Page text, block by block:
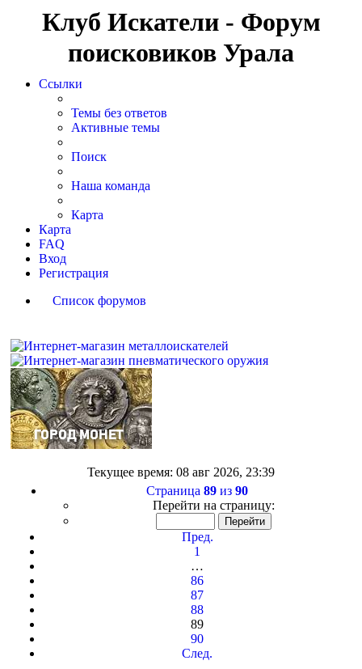
Клуб Искатели - Форум
поисковиков Урала
Ссылки
Темы без ответов
Активные темы
Поиск
Наша команда
Карта
Карта
FAQ
Вход
Регистрация
Список форумов
Текущее время: 08 авг 2026, 23:39
Страница 89 из 90
Перейти на страницу:
Пред.
1
…
86
87
88
89
90
След.